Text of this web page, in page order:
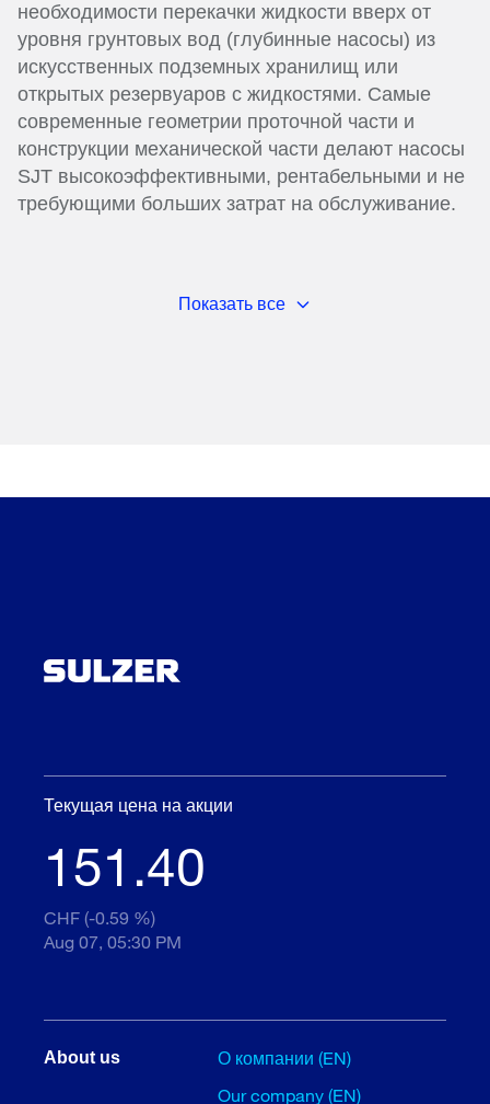
необходимости перекачки жидкости вверх от
уровня грунтовых вод (глубинные насосы) из
искусственных подземных хранилищ или
открытых резервуаров с жидкостями. Самые
современные геометрии проточной части и
конструкции механической части делают насосы
SJT высокоэффективными, рентабельными и не
требующими больших затрат на обслуживание.
Показать все
Текущая цена на акции
151.40
CHF (-0.59 %)
Aug 07, 05:30 PM
About us
О компании (EN)
Our company (EN)